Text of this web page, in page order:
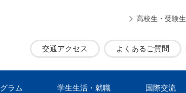
高校生・受験生
交通アクセス よくあるご質問
ラム 学⽣⽣活・就職 国際交流